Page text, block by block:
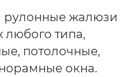
рулонные жалюзи
любого типа,
потолочные,
окна.